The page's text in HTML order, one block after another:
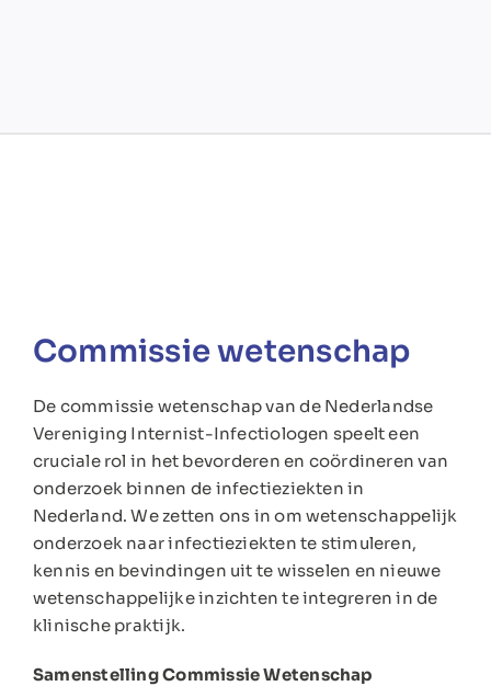
Commissie wetenschap
De commissie wetenschap van de Nederlandse
Vereniging Internist-Infectiologen speelt een
cruciale rol in het bevorderen en coördineren van
onderzoek binnen de infectieziekten in
Nederland. We zetten ons in om wetenschappelijk
onderzoek naar infectieziekten te stimuleren,
kennis en bevindingen uit te wisselen en nieuwe
wetenschappelijke inzichten te integreren in de
klinische praktijk.
Samenstelling Commissie Wetenschap